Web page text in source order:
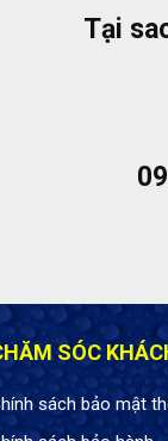
Tại
SÓC
sách bảo mật